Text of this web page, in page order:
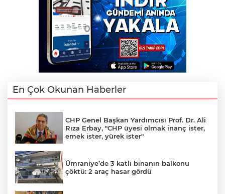
En Çok Okunan Haberler
CHP Genel Başkan Yardımcısı Prof. Dr. Ali
Rıza Erbay, "CHP üyesi olmak inanç ister,
emek ister, yürek ister"
Ümraniye’de 3 katlı binanın balkonu
çöktü: 2 araç hasar gördü